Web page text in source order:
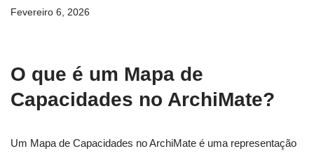
Fevereiro 6, 2026
O que é um Mapa de
Capacidades no ArchiMate?
Um Mapa de Capacidades no ArchiMate é uma representação